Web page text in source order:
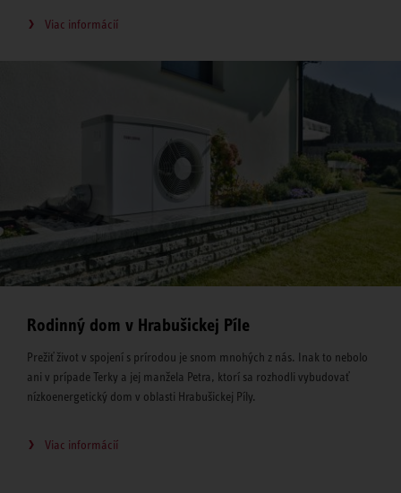
Viac informácií
Rodinný dom v Hrabušickej Píle
Prežiť život v spojení s prírodou je snom mnohých z nás. Inak to nebolo
ani v prípade Terky a jej manžela Petra, ktorí sa rozhodli vybudovať
nízkoenergetický dom v oblasti Hrabušickej Píly.
Viac informácií